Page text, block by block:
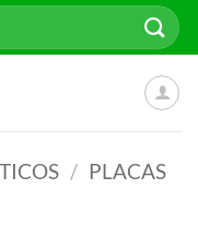
/ PLACAS